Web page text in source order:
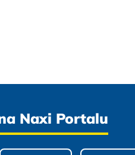
Naxi Portalu